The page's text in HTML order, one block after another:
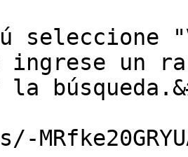
seleccione
un